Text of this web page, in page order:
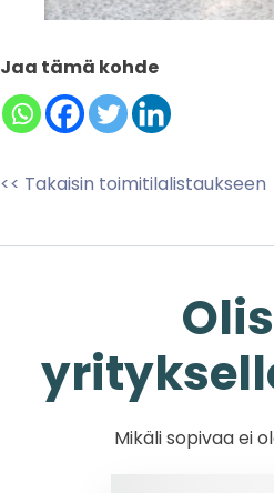
Jaa tämä kohde
<< Takaisin toimitilalistaukseen
Mikäli sopivaa ei